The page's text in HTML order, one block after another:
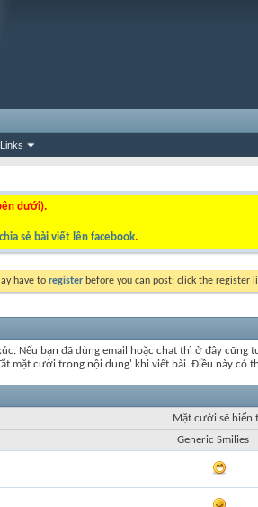
dưới).
sẻ bài viết lên facebook.
have to register before you can post: click the register
Nếu bạn đã dùng email hoặc chat thì ở đây
mặt cười trong nội dung' khi viết bài. Điều này có
Mặt cười sẽ hiển
Generic Smilies